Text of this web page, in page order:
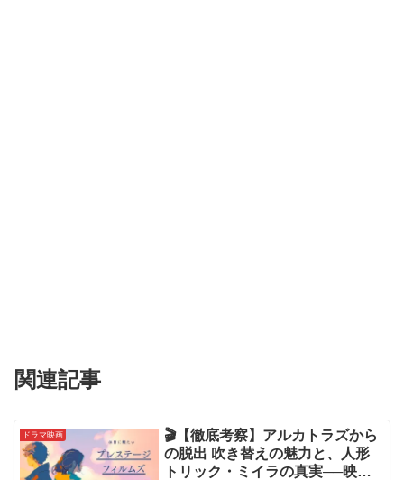
関連記事
ドラマ映画
🎬【徹底考察】アルカトラズから
の脱出 吹き替えの魅力と、人形
トリック・ミイラの真実──映画